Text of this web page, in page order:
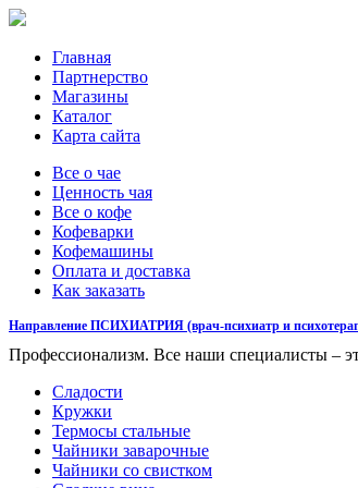
Главная
Партнерство
Магазины
Каталог
Карта сайта
Все о чае
Ценность чая
Все о кофе
Кофеварки
Кофемашины
Оплата и доставка
Как заказать
Направление ПСИХИАТРИЯ (врач-психиатр и
Профессионализм. Все наши специалисты –
Сладости
Кружки
Термосы стальные
Чайники заварочные
Чайники со свистком